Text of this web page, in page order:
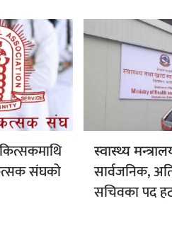
संघको
स्वास्थ्य
सार्वजनिक,
सचिवका पद